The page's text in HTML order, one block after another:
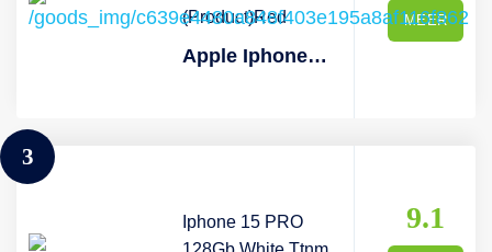
(Product)Red
Apple Iphone 14 Plus 512gb Red
MEER
3
Iphone 15 PRO
9.1